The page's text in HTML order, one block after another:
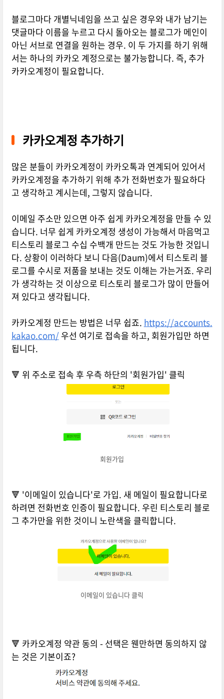
블로그마다 개별닉네임을 쓰고 싶은 경우와 내가 남기는
댓글마다 이름을 누르고 다시 돌아오는 블로그가 메인이
아닌 서브로 연결을 원하는 경우. 이 두 가지를 하기 위해
서는 하나의 카카오 계정으로는 불가능합니다. 즉, 추가
카카오계정이 필요합니다.
카카오계정 추가하기
많은 분들이 카카오계정이 카카오톡과 연계되어 있어서
카카오계정을 추가하기 위해 추가 전화번호가 필요하다
고 생각하고 계시는데, 그렇지 않습니다.
이메일 주소만 있으면 아주 쉽게 카카오계정을 만들 수 있
습니다. 너무 쉽게 카카오계정 생성이 가능해서 마음먹고
티스토리 블로그 수십 수백개 만드는 것도 가능한 것입니
다. 상황이 이러하다 보니 다음(Daum)에서 티스토리 블
로그를 수시로 저품을 보내는 것도 이해는 가는거죠. 우리
가 생각하는 것 이상으로 티스토리 블로그가 많이 만들어
져 있다고 생각됩니다.
카카오계정 만드는 방법은 너무 쉽죠. https://accounts.
kakao.com/우선 여기로 접속을 하고, 회원가입만 하면
됩니다.
🔻 위 주소로 접속 후 우측 하단의 '회원가입' 클릭
회원가입
🔻 '이메일이 있습니다'로 가입. 새 메일이 필요합니다로
하려면 전화번호 인증이 필요합니다. 우린 티스토리 블로
그 추가만을 위한 것이니 노란색을 클릭합니다.
이메일이 있습니다 클릭
🔻 카카오계정 약관 동의 - 선택은 웬만하면 동의하지 않
는 것은 기본이죠?